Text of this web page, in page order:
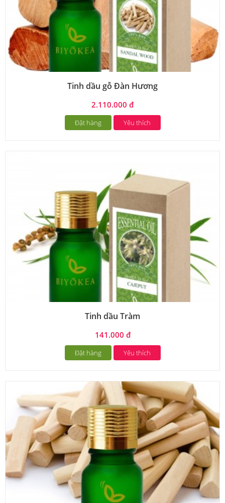
Tinh dầu gỗ Đàn Hương
2.110.000 đ
Đặt hàng Yêu thích
Tinh dầu Tràm
141.000 đ
Đặt hàng Yêu thích